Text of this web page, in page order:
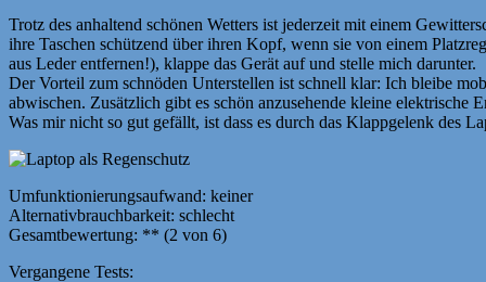
Trotz des anhaltend schönen Wetters ist jederzeit mit einem
ihre Taschen schützend über ihren Kopf, wenn sie von einem
aus Leder entfernen!), klappe das Gerät auf und stelle mich darunter.
Der Vorteil zum schnöden Unterstellen ist schnell klar: Ich bleibe
abwischen. Zusätzlich gibt es schön anzusehende kleine elektrische
Was mir nicht so gut gefällt, ist dass es durch das Klappgelenk des
Umfunktionierungsaufwand: keiner
Alternativbrauchbarkeit: schlecht
Gesamtbewertung: ** (2 von 6)
Vergangene Tests: